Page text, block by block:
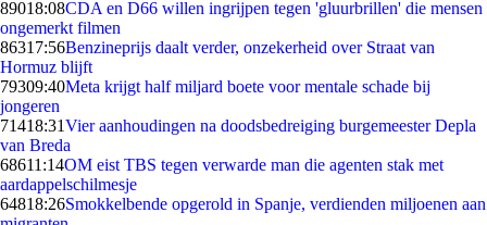
89018:08CDA en D66 willen ingrijpen tegen 'gluurbrillen' die mensen
ongemerkt filmen
86317:56Benzineprijs daalt verder, onzekerheid over Straat van
Hormuz blijft
79309:40Meta krijgt half miljard boete voor mentale schade bij
jongeren
71418:31Vier aanhoudingen na doodsbedreiging burgemeester Depla
van Breda
68611:14OM eist TBS tegen verwarde man die agenten stak met
aardappelschilmesje
64818:26Smokkelbende opgerold in Spanje, verdienden miljoenen aan